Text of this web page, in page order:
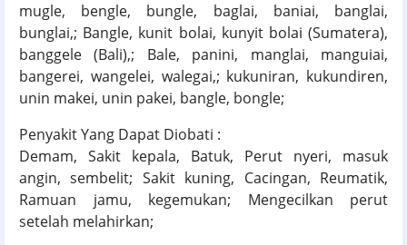
mugle, bengle, bungle, baglai, baniai, banglai,
bunglai,; Bangle, kunit bolai, kunyit bolai (Sumatera),
banggele (Bali),; Bale, panini, manglai, manguiai,
bangerei, wangelei, walegai,; kukuniran, kukundiren,
unin makei, unin pakei, bangle, bongle;
Penyakit Yang Dapat Diobati :
Demam, Sakit kepala, Batuk, Perut nyeri, masuk
angin, sembelit; Sakit kuning, Cacingan, Reumatik,
Ramuan jamu, kegemukan; Mengecilkan perut
setelah melahirkan;